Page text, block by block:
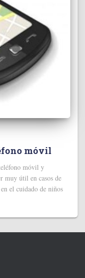
móvil
móvil y
muy útil en casos de
el cuidado de niños